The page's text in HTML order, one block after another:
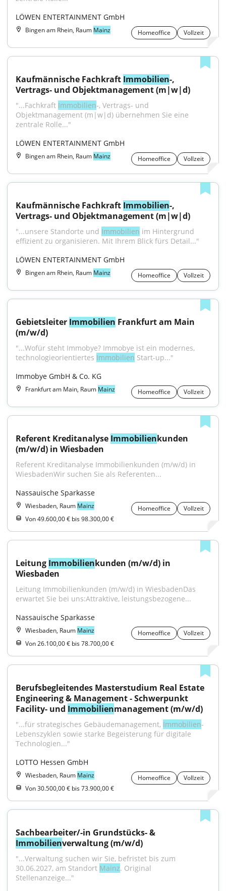
LÖWEN ENTERTAINMENT GmbH
Bingen am Rhein, Raum Mainz Homeoffice Vollzeit
Kaufmännische Fachkraft Immobilien-,
Vertrags- und Objektmanagement (m|w|d)
"...Fachkraft Immobilien-, Vertrags- und
Objektmanagement (m|w|d) übernehmen Sie eine
zentrale Rolle..."
LÖWEN ENTERTAINMENT GmbH
Bingen am Rhein, Raum Mainz Homeoffice Vollzeit
Kaufmännische Fachkraft Immobilien-,
Vertrags- und Objektmanagement (m|w|d)
"...unsere Standorte und Immobilien im Hintergrund
effizient zu organisieren. Mit Ihrem Blick fürs Detail..."
LÖWEN ENTERTAINMENT GmbH
Bingen am Rhein, Raum Mainz Homeoffice Vollzeit
Gebietsleiter Immobilien Frankfurt am Main
(m/w/d)
"...Wofür steht Immobye? Immobye ist ein modernes,
technologieorientiertes Immobilien Start-up..."
Immobye GmbH & Co. KG
Frankfurt am Main, Raum Mainz Homeoffice Vollzeit
Referent Kreditanalyse Immobilienkunden
(m/w/d) in Wiesbaden
Referent Kreditanalyse Immobilienkunden (m/w/d) in
WiesbadenWir suchen Sie als Referenten...
Nassauische Sparkasse
Wiesbaden, Raum Mainz Homeoffice
Vollzeit
Von 49.600,00 € bis 98.300,00 €
Leitung Immobilienkunden (m/w/d) in
Wiesbaden
Leitung Immobilienkunden (m/w/d) in WiesbadenDas
erwartet Sie bei uns:Attraktive, leistungsbezogene...
Nassauische Sparkasse
Wiesbaden, Raum Mainz Homeoffice
Vollzeit
Von 26.100,00 € bis 78.700,00 €
Berufsbegleitendes Masterstudium Real Estate
Engineering & Management - Schwerpunkt
Facility- und Immobilienmanagement (m/w/d)
"...für strategisches Gebäudemanagement, Immobilien-
Lebenszyklen sowie starke Begeisterung für digitale
Technologien..."
LOTTO Hessen GmbH
Wiesbaden, Raum Mainz Homeoffice
Vollzeit
Von 30.500,00 € bis 73.900,00 €
Immobilienverwaltung (m/w/d)
"...Verwaltung suchen wir Sie, befristet bis zum
30.06.2027, am Standort Mainz. Original
Stellenanzeige..."